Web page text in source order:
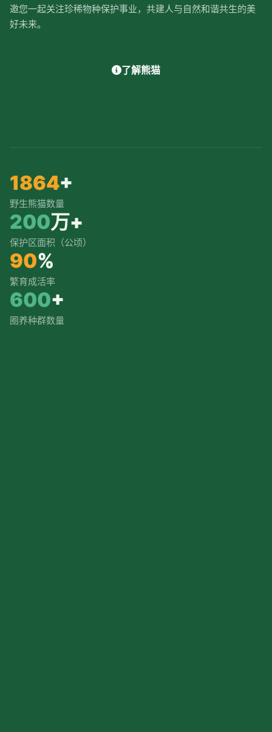
邀您一起关注珍稀物种保护事业，共建人与自然和谐共生的美
好未来。
了解熊猫
1864+
野生熊猫数量
200万+
保护区面积（公顷）
90%
繁育成活率
600+
圈养种群数量